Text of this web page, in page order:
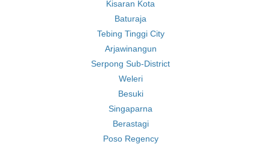
Kisaran Kota
Baturaja
Tebing Tinggi City
Arjawinangun
Serpong Sub-District
Weleri
Besuki
Singaparna
Berastagi
Poso Regency